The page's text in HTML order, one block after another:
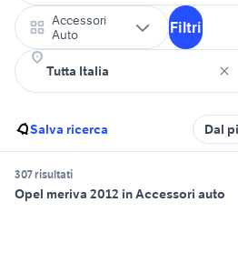
Accessori
Auto
Filtri
Salva ricerca Dal
307 risultati
Opel meriva 2012 in Accessori auto